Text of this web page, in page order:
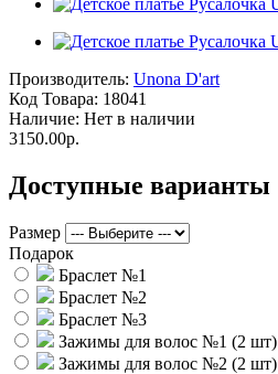
Производитель: Unona D'art
Код Товара: 18041
Наличие: Нет в наличии
3150.00р.
Доступные варианты
Размер
Подарок
Браслет №1
Браслет №2
Браслет №3
Зажимы для волос №1 (2 шт)
Зажимы для волос №2 (2 шт)